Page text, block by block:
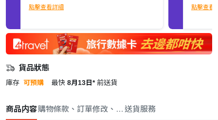
$200。立即了解詳情>>
點擊查看詳細
張)。
點擊查看
貨品狀態
庫存 可預購 最快 8月13日* 前送貨
商品内容購物條款、訂單修改、取消與退款政策
送貨服務